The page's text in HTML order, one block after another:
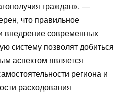
граждан», —
что правильное
внедрение современных
систему позволят добиться
аспектом является
региона и
расходования